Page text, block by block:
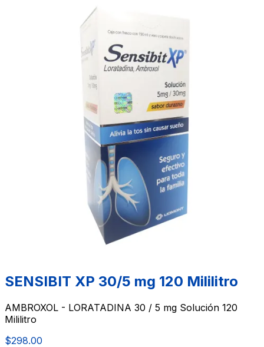
SENSIBIT XP 30/5 mg 120 Mililitro
AMBROXOL - LORATADINA 30 / 5 mg Solución 120
Mililitro
$298.00